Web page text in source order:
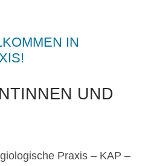
IN
UND
Praxis – KAP –